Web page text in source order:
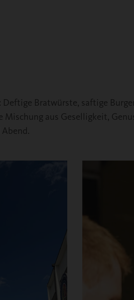
Bratwürste, saftige
Mischung aus Geselligkeit,